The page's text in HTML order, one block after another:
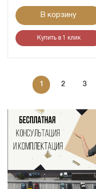
В корзину
Купить в 1 клик
1 2 3